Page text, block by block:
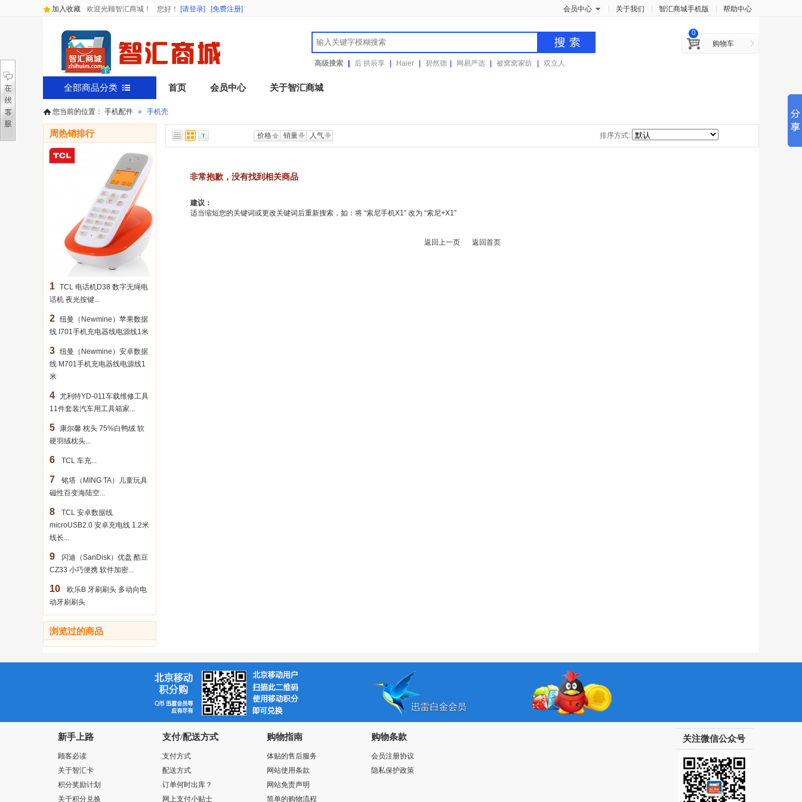
加入收藏 欢迎光顾智汇商城！ 您好 ！ [请登录] [免费注册] 关于我们 智汇商城手机版 帮助中心
会员中心
高级搜索 后 拱辰享 Haier 碧然德 网易严选 被窝窝家纺 双立人
购物车
0
首页 会员中心 关于智汇商城
全部商品分类
您当前的位置： 手机配件 » 手机壳
价格 销量 人气 排序方式:
非常抱歉，没有找到相关商品
建议：
适当缩短您的关键词或更改关键词后重新搜索，如：将 “索尼手机X1” 改为 “索尼+X1”
返回上一页 返回首页
周热销排行
1 TCL 电话机D38 数字无绳电
话机 夜光按键...
2 纽曼（Newmine）苹果数据
线 I701手机充电器线电源线1米
3 纽曼（Newmine）安卓数据
线 M701手机充电器线电源线1
米
4 尤利特YD-011车载维修工具
11件套装汽车用工具箱家...
5
康尔馨 枕头 75%白鸭绒 软
硬羽绒枕头...
6 TCL 车充...
7
铭塔（MING TA）儿童玩具
磁性百变海陆空...
8
TCL 安卓数据线
microUSB2.0 安卓充电线 1.2米
线长...
9
闪迪（SanDisk）优盘 酷豆
CZ33 小巧便携 软件加密...
10
欧乐B 牙刷刷头 多动向电
动牙刷刷头
浏览过的商品
新手上路
顾客必读
关于智汇卡
积分奖励计划
关于积分兑换
支付/配送方式
支付方式
配送方式
订单何时出库？
网上支付小贴士
购物指南
体贴的售后服务
网站使用条款
网站免责声明
简单的购物流程
购物条款
会员注册协议
隐私保护政策
关注微信公众号